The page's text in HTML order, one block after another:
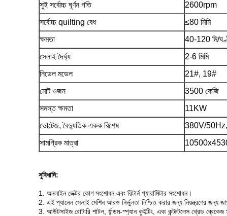
সুই সর্বোচ্চ ঘূর্ণন গতি
2600rpm
সর্বোচ্চ quilting বেধ
≤80 মিমি
ক্ষমতা
40-120 মি/
সেলাই দৈর্ঘ্য
2-6 মিমি
নিডেল মডেল
21#, 19#
মোট ওজন
3500 কেজি
সমস্ত ক্ষমতা
11KW
ভোল্টেজ, বৈদ্যুতিক একক বিশেষ
380V/
সামগ্রিক মাত্রা
সুবিধাদি:
1. অনলাইন ভেক্টর কোণ সংশোধন এবং রিটার্ন প্যারামিটার সংশোধন।
2. এই প্যানেল সেলাই মেশিন আরও নির্ভুলতা নিশ্চিত করার জন্য নিয়ন্ত্রণের জন্য
3. আউটসাইজ রোটারি শাটল, র্যান্ডম-স্প্যান কুইল্টিং, এবং কন্টাক্টলেস থ্রেড